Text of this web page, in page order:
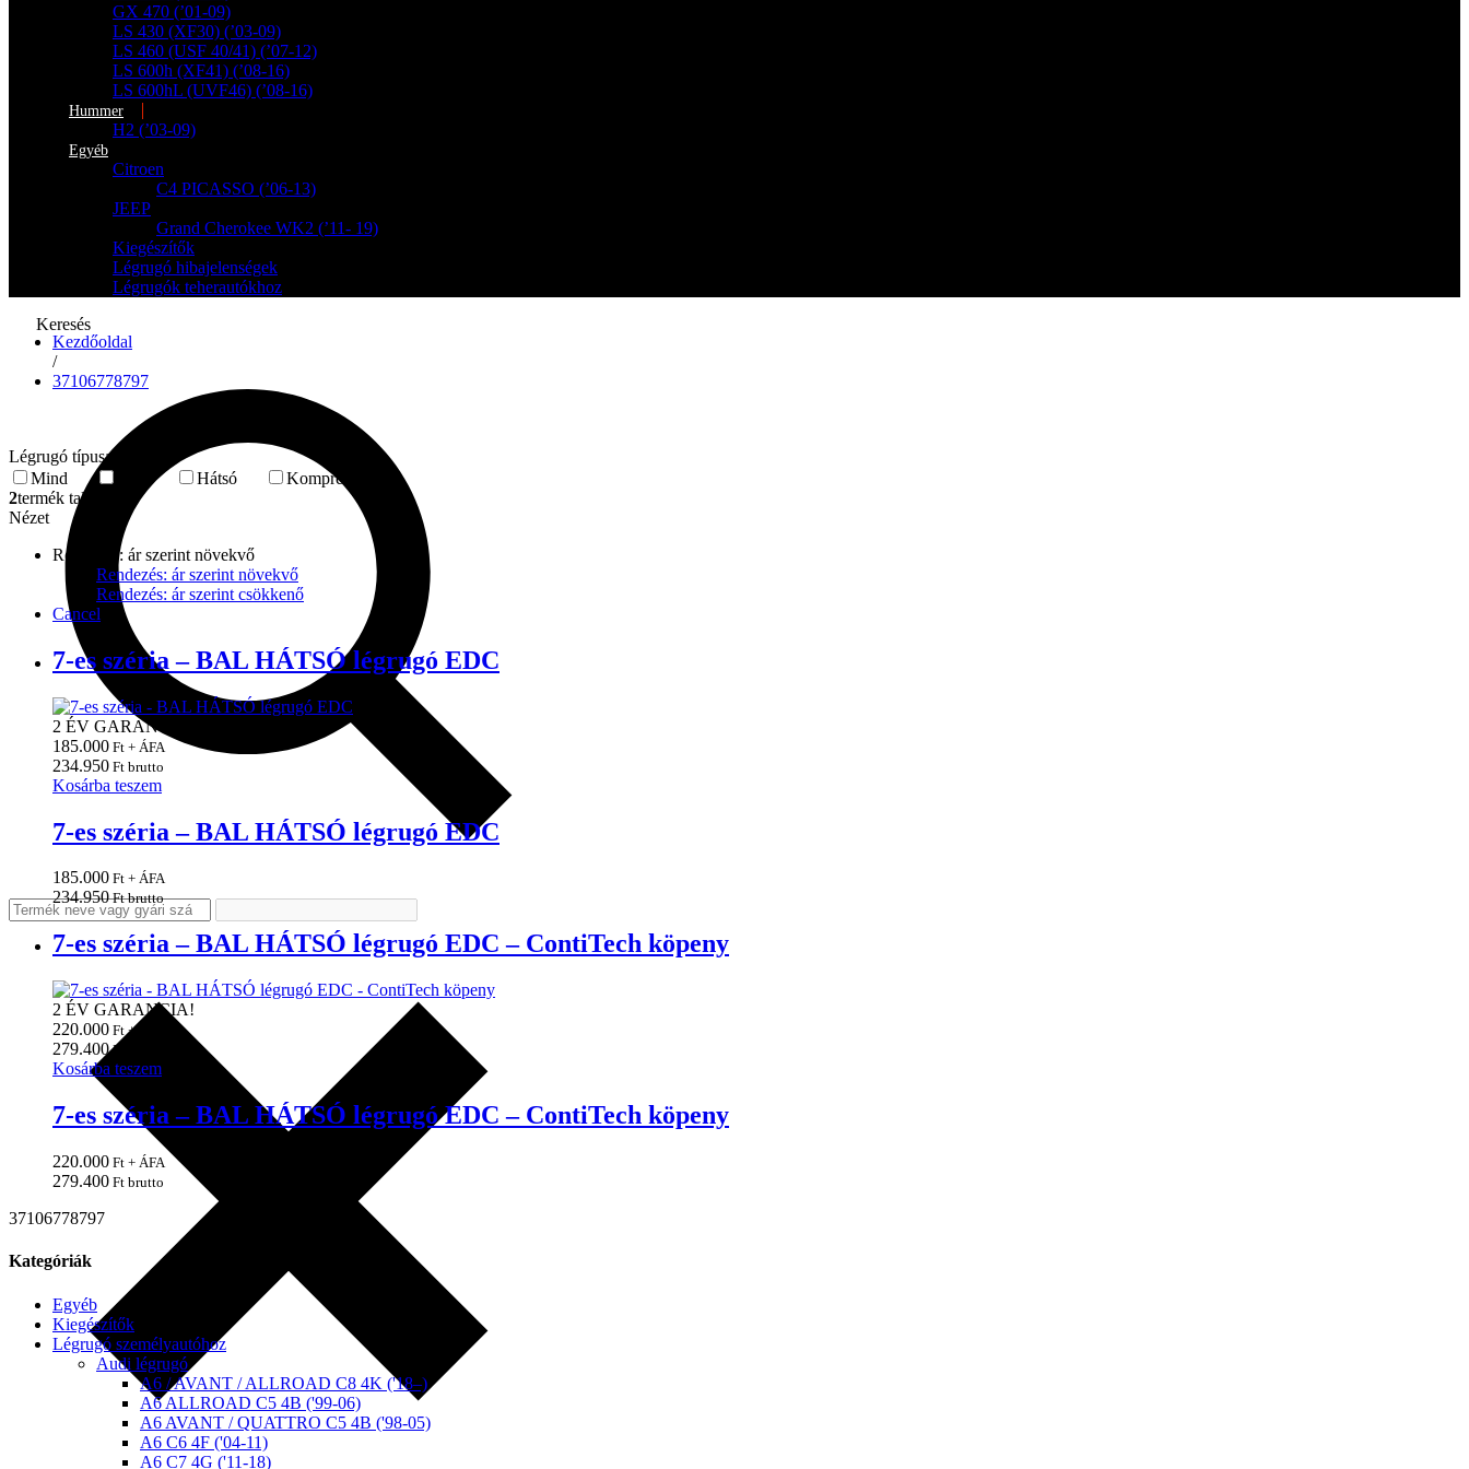
GX 470 (’01-09)
LS 430 (XF30) (’03-09)
LS 460 (USF 40/41) (’07-12)
LS 600h (XF41) (’08-16)
LS 600hL (UVF46) (’08-16)
Hummer
H2 (’03-09)
Egyéb
Citroen
C4 PICASSO (’06-13)
JEEP
Grand Cherokee WK2 (’11- 19)
Kiegészítők
Légrugó hibajelenségek
Légrugók teherautókhoz
Keresés
Kezdőoldal
/
37106778797
Légrugó típusa
Mind
Hátsó
Kompresszor
2termék található
Nézet
Rendezés: ár szerint növekvő
Rendezés: ár szerint növekvő
Rendezés: ár szerint csökkenő
Cancel
7-es széria – BAL HÁTSÓ légrugó EDC
2 ÉV GARANCIA!
185.000 Ft + ÁFA
234.950 Ft brutto
Kosárba teszem
7-es széria – BAL HÁTSÓ légrugó EDC
185.000 Ft + ÁFA
234.950Ft brutto
7-es széria – BAL HÁTSÓ légrugó EDC – ContiTech köpeny
2 ÉV GARANCIA!
220.000 Ft + ÁFA
279.400Ft brutto
Kosárba teszem
7-es széria – BAL HÁTSÓ légrugó EDC – ContiTech köpeny
220.000 Ft + ÁFA
279.400 Ft brutto
37106778797
Kategóriák
Egyéb
Kiegészítők
Légrugó személyautóhoz
Audi légrugó
A6 / AVANT / ALLROAD C8 4K ('18–)
A6 ALLROAD C5 4B ('99-06)
A6 AVANT / QUATTRO C5 4B ('98-05)
A6 C6 4F ('04-11)
A6 C7 4G ('11-18)